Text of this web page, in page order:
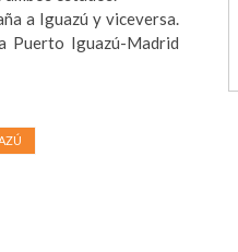
a Iguazú y viceversa.
Puerto Iguazú-Madrid